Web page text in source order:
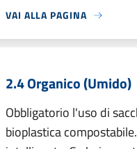
VAI ALLA PAGINA
2.4 Organico (Umido)
Obbligatorio l'uso di
bioplastica